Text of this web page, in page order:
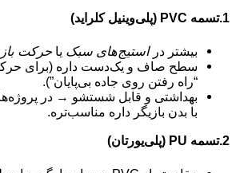
1.تسمه PVC (پلی‌وینیل کلراید)
بیشتر دراستیج‌های سبک یا حرکت
سطح صاف و یک‌دست داره (برای
“راه رفتن روی جاده بی‌پایان”).
بهداشتی و قابل شستشو → در
با بدن بازیگر داره مناسب‌تره.
2.تسمه PU (پلی‌یورتان)